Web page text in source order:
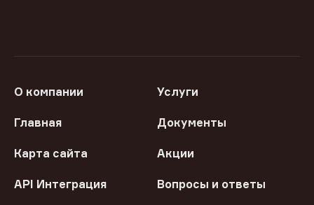
О компании Услуги
Главная Документы
Карта сайта Акции
API Интеграция Вопросы и ответы